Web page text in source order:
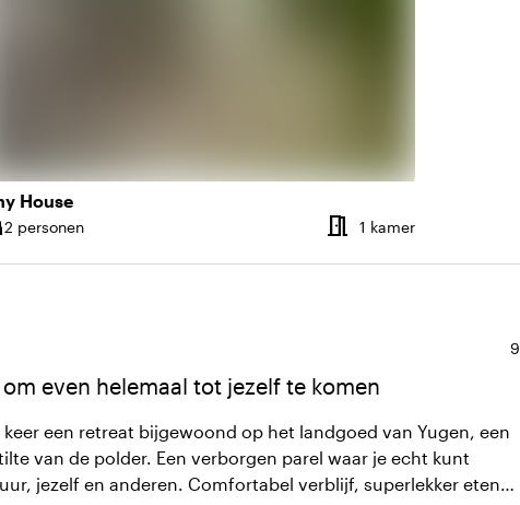
kamers
House
2 personen meeting_room Aantal
1 kamer
even helemaal tot jezelf te komen
9
een retreat bijgewoond op het landgoed van Yugen, een
van de polder. Een verborgen parel waar je echt kunt
jezelf en anderen. Comfortabel verblijf, superlekker eten